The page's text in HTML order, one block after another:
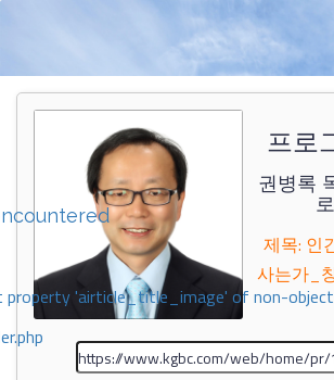
property 'airticle_title_image' of non-object
프로
권병록
제목: 인
사는가_